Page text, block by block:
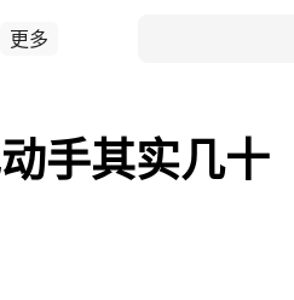
更多
手其实几十